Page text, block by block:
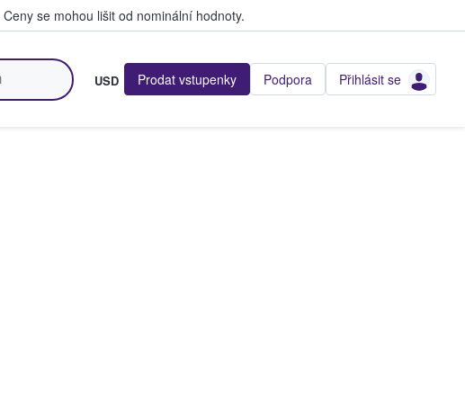
Ceny se mohou lišit od nominální hodnoty.
USD Prodat vstupenky Podpora Přihlásit se